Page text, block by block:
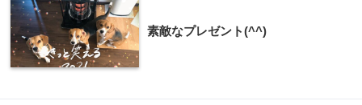
素敵なプレゼント(^^)